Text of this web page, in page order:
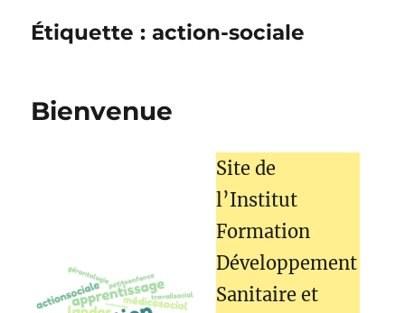
Étiquette :action-sociale
Bienvenue
Site de
l’Institut
Formation
Développement
Sanitaire et